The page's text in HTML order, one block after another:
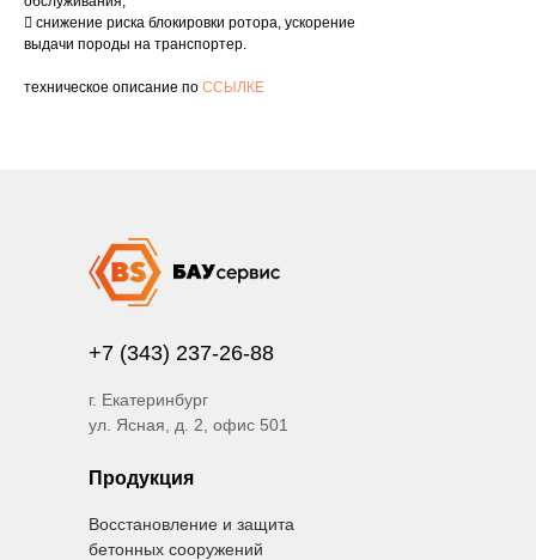
 снижение риска блокировки ротора, ускорение
выдачи породы на транспортер.
техническое описание по ССЫЛКЕ
+7 (343) 237-26-88
г. Екатеринбург
ул. Ясная, д. 2, офис 501
Продукция
Восстановление и защита
бетонных сооружений